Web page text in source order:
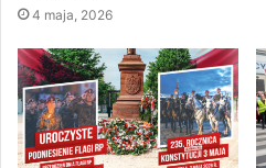
4 maja, 2026